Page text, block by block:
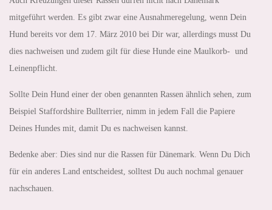
mitgeführt werden. Es gibt zwar eine Ausnahmeregelung, wenn Dein
Hund bereits vor dem 17. März 2010 bei Dir war, allerdings musst Du
dies nachweisen und zudem gilt für diese Hunde eine Maulkorb- und
Leinenpflicht.
Sollte Dein Hund einer der oben genannten Rassen ähnlich sehen, zum
Beispiel Staffordshire Bullterrier, nimm in jedem Fall die Papiere
Deines Hundes mit, damit Du es nachweisen kannst.
Bedenke aber: Dies sind nur die Rassen für Dänemark. Wenn Du Dich
für ein anderes Land entscheidest, solltest Du auch nochmal genauer
nachschauen.